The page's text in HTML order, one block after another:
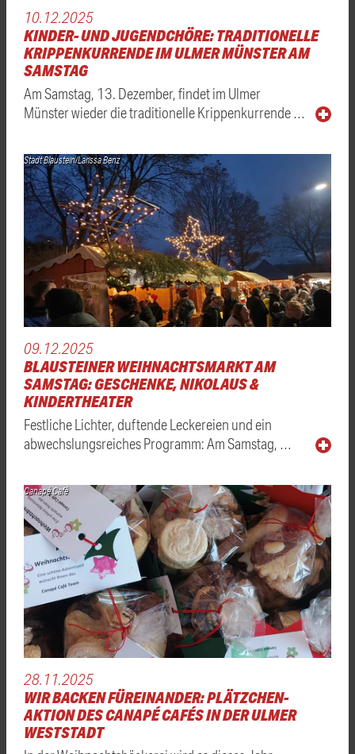
10.12.2025
KINDER- UND JUGENDCHÖRE: TRADITIONELLE
KRIPPENKURRENDE IM ULMER MÜNSTER AM
SAMSTAG
Am Samstag, 13. Dezember, findet im Ulmer
Münster wieder die traditionelle Krippenkurrende …
Stadt Blaustein/Larissa Benz
09.12.2025
BLAUSTEINER WEIHNACHTSMARKT AM
SAMSTAG: GESCHENKE, NIKOLAUS &
KINDERTHEATER
Festliche Lichter, duftende Leckereien und ein
abwechslungsreiches Programm: Am Samstag, …
Canapé Café
28.11.2025
WIR BACKEN FÜREINANDER: PLÄTZCHEN-
AKTION DES CANAPÉ CAFÉS IN DER ULMER
WESTSTADT